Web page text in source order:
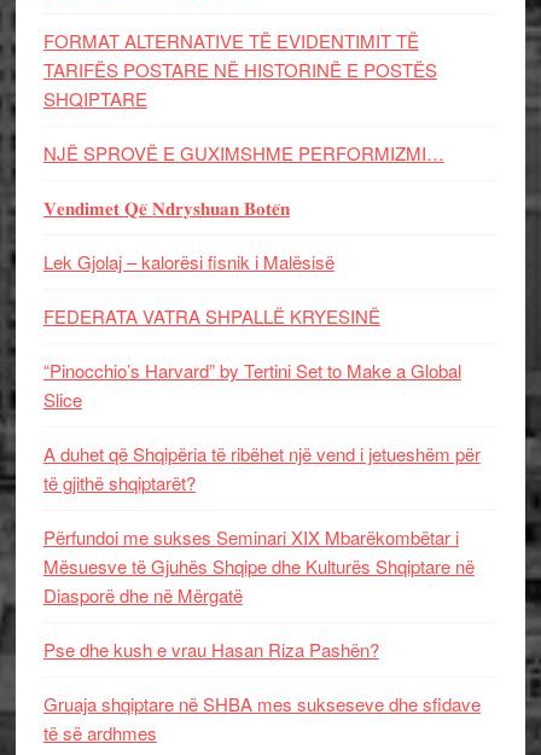
FORMAT ALTERNATIVE TË EVIDENTIMIT TË
TARIFËS POSTARE NË HISTORINË E POSTËS
SHQIPTARE
NJË SPROVË E GUXIMSHME PERFORMIZMI…
𝐕𝐞𝐧𝐝𝐢𝐦𝐞𝐭 𝐐𝐞̈ 𝐍𝐝𝐫𝐲𝐬𝐡𝐮𝐚𝐧 𝐁𝐨𝐭𝐞̈𝐧
Lek Gjolaj – kalorësi fisnik i Malësisë
FEDERATA VATRA SHPALLË KRYESINË
“Pinocchio’s Harvard” by Tertini Set to Make a Global
Slice
A duhet që Shqipëria të ribëhet një vend i jetueshëm për
të gjithë shqiptarët?
Përfundoi me sukses Seminari XIX Mbarëkombëtar i
Mësuesve të Gjuhës Shqipe dhe Kulturës Shqiptare në
Diasporë dhe në Mërgatë
Pse dhe kush e vrau Hasan Riza Pashën?
Gruaja shqiptare në SHBA mes sukseseve dhe sfidave
të së ardhmes